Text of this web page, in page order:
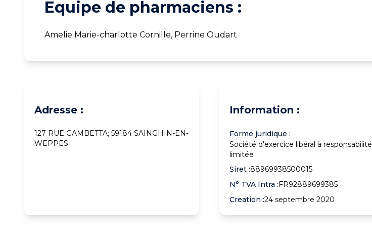
Equipe de pharmaciens :
Amelie Marie-charlotte Cornille, Perrine Oudart
Adresse :
127 RUE GAMBETTA; 59184 SAINGHIN-EN-
WEPPES
Information :
Forme juridique :
Société d'exercice libéral à responsabilité
limitée
Siret :88969938500015
N° TVA Intra :FR92889699385
Creation :24 septembre 2020